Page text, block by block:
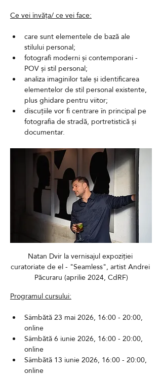
Ce vei învăța/ ce vei face:
care sunt elementele de bază ale
stilului personal;
fotografi moderni și contemporani -
POV și stil personal;
analiza imaginilor tale și identificarea
elementelor de stil personal existente,
plus ghidare pentru viitor;
discuțiile vor fi centrare în principal pe
fotografia de stradă, portretistică și
documentar.
Natan Dvir la vernisajul expoziției
curatoriate de el - "Seamless", artist Andrei
Păcuraru (aprilie 2024, CdRF)
Programul cursului:
Sâmbătă 23 mai 2026, 16:00 - 20:00,
online
Sâmbătă 6 iunie 2026, 16:00 - 20:00,
online
Sâmbătă 13 iunie 2026, 16:00 - 20:00,
online